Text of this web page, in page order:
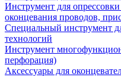
Инструмент для
оконцевания проводов,
Специальный инструмент
технологий
Инструмент
перфорация)
Аксессуары для